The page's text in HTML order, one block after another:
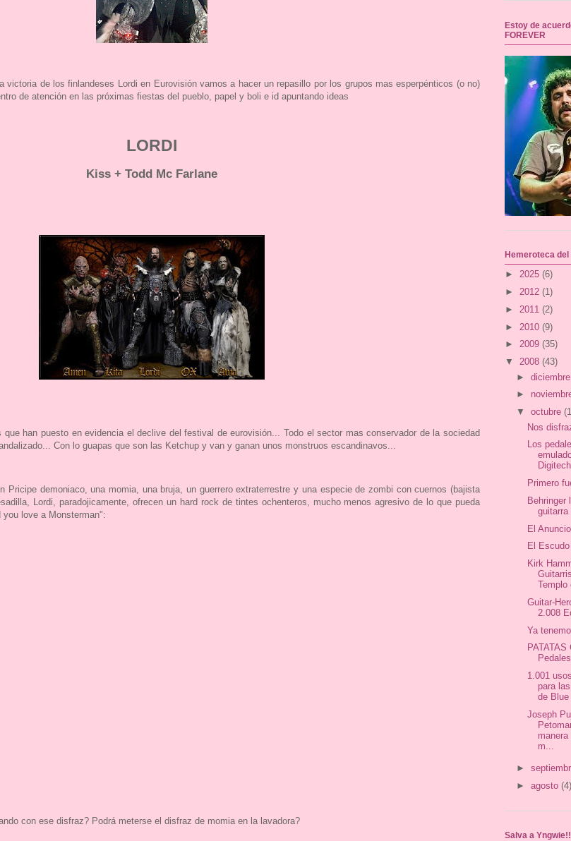
victoria de los finlandeses Lordi en Eurovisión vamos a hacer un repasillo por los grupos mas esperpénticos (o no)
de atención en las próximas fiestas del pueblo, papel y boli e id apuntando ideas
LORDI
Kiss + Todd Mc Farlane
han puesto en evidencia el declive del festival de eurovisión... Todo el sector mas conservador de la sociedad
Con lo guapas que son las Ketchup y van y ganan unos monstruos escandinavos...
Pricipe demoniaco, una momia, una bruja, un guerrero extraterrestre y una especie de zombi con cuernos (bajista
Lordi, paradojicamente, ofrecen un hard rock de tintes ochenteros, mucho menos agresivo de lo que pueda
you love a Monsterman":
con ese disfraz? Podrá meterse el disfraz de momia en la lavadora?
Estoy de
FOREVER
Hemeroteca del
► 2025 (6)
► 2012 (1)
► 2011 (2)
► 2010 (9)
► 2009 (35)
▼ 2008 (43)
►
►
▼ octubre
Nos
Los
Digitech
Primero
Behringer
guitarra
El
El
Kirk
Guitar-
2.008
Ya
1.001
para
de
Joseph
m...
►
► agosto (4)
Salva a